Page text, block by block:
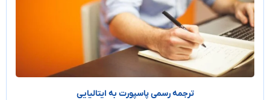
ترجمه رسمی پاسپورت به ایتالیایی